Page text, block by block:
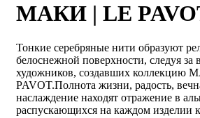
МАКИ | LE
Тонкие серебряные нити образуют
белоснежной поверхности, следуя за
художников, создавших коллекцию
PAVOT.Полнота жизни, радость,
наслаждение находят отражение в
распускающихся на каждом изделии